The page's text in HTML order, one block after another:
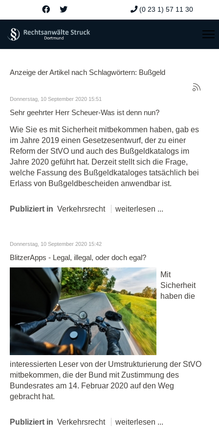
(0 23 1) 57 11 30
Anzeige der Artikel nach Schlagwörtern: Bußgeld
Donnerstag, 10 September 2020 15:51
Sehr geehrter Herr Scheuer-Was ist denn nun?
Wie Sie es mit Sicherheit mitbekommen haben, gab es
im Jahre 2019 einen Gesetzesentwurf, der zu einer
Reform der StVO und auch des Bußgeldkatalogs im
Jahre 2020 geführt hat. Derzeit stellt sich die Frage,
welche Fassung des Bußgeldkataloges tatsächlich bei
Erlass von Bußgeldbescheiden anwendbar ist.
Publiziert in Verkehrsrecht weiterlesen ...
Donnerstag, 10 September 2020 15:42
BlitzerApps - Legal, illegal, oder doch egal?
Mit
Sicherheit
haben die
interessierten Leser von der Umstrukturierung der StVO
mitbekommen, die der Bund mit Zustimmung des
Bundesrates am 14. Februar 2020 auf den Weg
gebracht hat.
Publiziert in Verkehrsrecht weiterlesen ...